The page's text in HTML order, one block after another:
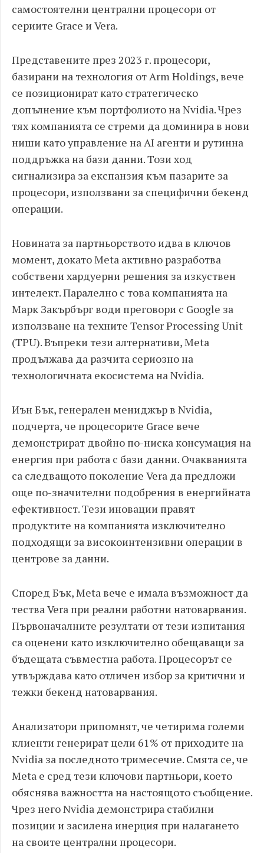
самостоятелни централни процесори от
сериите Grace и Vera.
Представените през 2023 г. процесори,
базирани на технология от Arm Holdings, вече
се позиционират като стратегическо
допълнение към портфолиото на Nvidia. Чрез
тях компанията се стреми да доминира в нови
ниши като управление на AI агенти и рутинна
поддръжка на бази данни. Този ход
сигнализира за експанзия към пазарите за
процесори, използвани за специфични бекенд
операции.
Новината за партньорството идва в ключов
момент, докато Meta активно разработва
собствени хардуерни решения за изкуствен
интелект. Паралелно с това компанията на
Марк Закърбърг води преговори с Google за
използване на техните Tensor Processing Unit
(TPU). Въпреки тези алтернативи, Meta
продължава да разчита сериозно на
технологичната екосистема на Nvidia.
Иън Бък, генерален мениджър в Nvidia,
подчерта, че процесорите Grace вече
демонстрират двойно по-ниска консумация на
енергия при работа с бази данни. Очакванията
са следващото поколение Vera да предложи
още по-значителни подобрения в енергийната
ефективност. Тези иновации правят
продуктите на компанията изключително
подходящи за високоинтензивни операции в
центрове за данни.
Според Бък, Meta вече е имала възможност да
тества Vera при реални работни натоварвания.
Първоначалните резултати от тези изпитания
са оценени като изключително обещаващи за
бъдещата съвместна работа. Процесорът се
утвърждава като отличен избор за критични и
тежки бекенд натоварвания.
Анализатори припомнят, че четирима големи
клиенти генерират цели 61% от приходите на
Nvidia за последното тримесечие. Смята се, че
Meta е сред тези ключови партньори, което
обяснява важността на настоящото съобщение.
Чрез него Nvidia демонстрира стабилни
позиции и засилена инерция при налагането
на своите централни процесори.